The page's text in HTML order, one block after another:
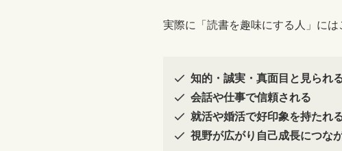
実際に「読書を趣味にする人」には
知的・誠実・真面目と見られ
会話や仕事で信頼される
就活や婚活で好印象を持たれ
視野が広がり自己成長につな